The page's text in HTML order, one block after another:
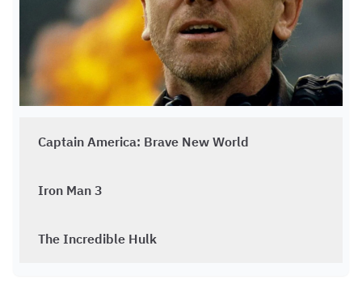
Captain America: Brave New World
Iron Man 3
The Incredible Hulk